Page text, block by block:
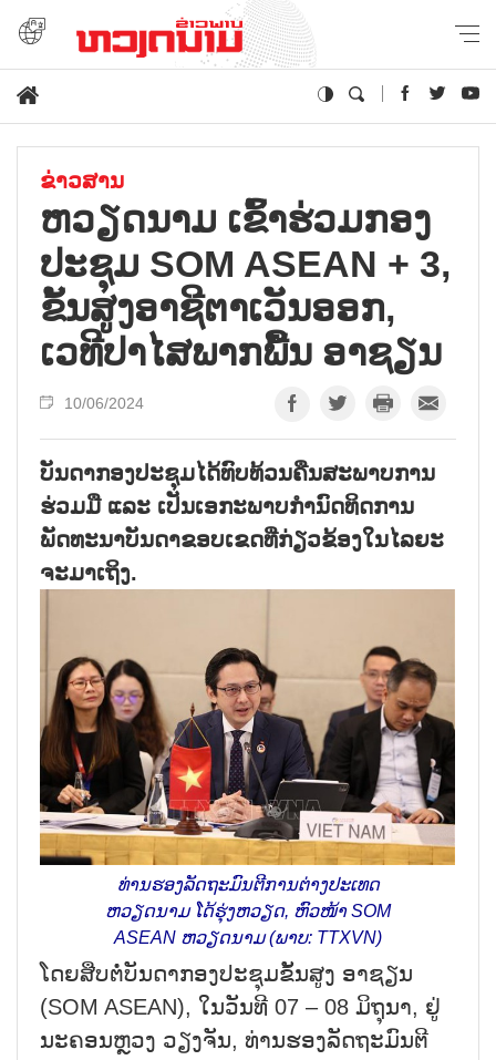
ຂ່າວສານ
ຫວຽດນາມ ເຂົ້າຮ່ວມກອງ
ປະຊຸມ SOM ASEAN + 3,
ຂັ້ນສູງອາຊີຕາເວັນອອກ,
ເວທີປາໄສພາກພື້ນ ອາຊຽນ
10/06/2024
ບັນດາກອງປະຊຸມໄດ້ທົບທ້ວນຄືນສະພາບການ
ຮ່ວມມື ແລະ ເປັນເອກະພາບກຳນົດທິດການ
ພັດທະນາບັນດາຂອບເຂດທີ່ກ່ຽວຂ້ອງໃນໄລຍະ
ຈະມາເຖິງ.
ທ່ານຮອງລັດຖະມົນຕີການຕ່າງປະເທດ
ຫວຽດນາມ ໂດ້ຮຸ່ງຫວຽດ, ຫົວໜ້າ SOM
ASEAN ຫວຽດນາມ (ພາບ: TTXVN)
ໂດຍສືບຕໍ່ບັນດາກອງປະຊຸມຂັ້ນສູງ ອາຊຽນ
(SOM ASEAN), ໃນວັນທີ 07 – 08 ມິຖຸນາ, ຢູ່
ນະຄອນຫຼວງ ວຽງຈັນ, ທ່ານຮອງລັດຖະມົນຕີ